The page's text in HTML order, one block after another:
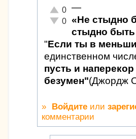
Отлично!
0
Неадекватно!
0
—
«Не стыдно
стыдно быть
"Если ты в
единственном
пусть и
безумен"(Джордж
» Войдите или
комментарии